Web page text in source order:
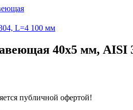
L=4 100 мм
40х5 мм, AISI
публичной офертой!